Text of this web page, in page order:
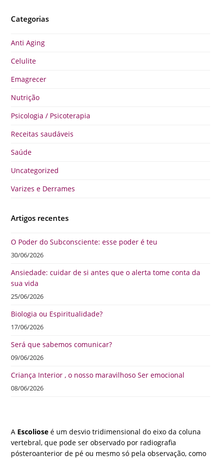
Categorias
Anti Aging
Celulite
Emagrecer
Nutrição
Psicologia / Psicoterapia
Receitas saudáveis
Saúde
Uncategorized
Varizes e Derrames
Artigos recentes
O Poder do Subconsciente: esse poder é teu
30/06/2026
Ansiedade: cuidar de si antes que o alerta tome conta da
sua vida
25/06/2026
Biologia ou Espiritualidade?
17/06/2026
Será que sabemos comunicar?
09/06/2026
Criança Interior , o nosso maravilhoso Ser emocional
08/06/2026
A Escoliose é um desvio tridimensional do eixo da coluna
vertebral, que pode ser observado por radiografia
pósteroanterior de pé ou mesmo só pela observação, como